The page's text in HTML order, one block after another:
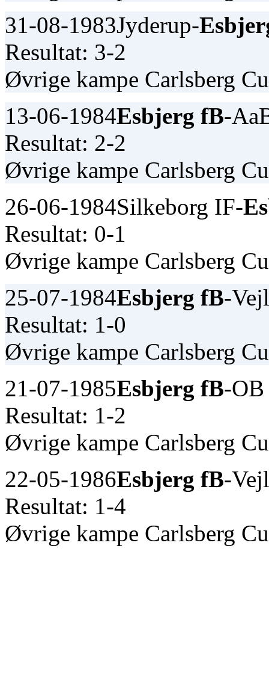
31-08-1983Jyderup-
Resultat: 3-2
Øvrige kampe Carlsberg
13-06-1984Esbjerg fB-
Resultat: 2-2
Øvrige kampe Carlsberg
26-06-1984Silkeborg IF-
Resultat: 0-1
Øvrige kampe Carlsberg
25-07-1984Esbjerg fB-
Resultat: 1-0
Øvrige kampe Carlsberg
21-07-1985Esbjerg fB-OB
Resultat: 1-2
Øvrige kampe Carlsberg
22-05-1986Esbjerg fB-
Resultat: 1-4
Øvrige kampe Carlsberg